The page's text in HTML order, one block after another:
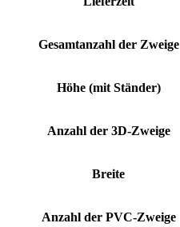
Gesamtanzahl der Zweige
Höhe (mit Ständer)
Anzahl der 3D-Zweige
Breite
Anzahl der PVC-Zweige